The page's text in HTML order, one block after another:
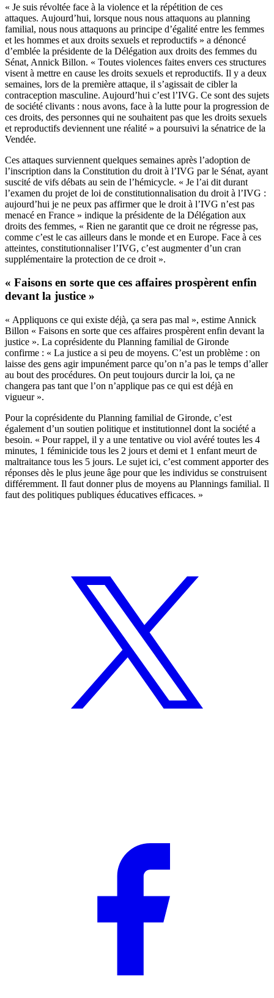
« Je suis révoltée face à la violence et la répétition de ces
attaques. Aujourd’hui, lorsque nous nous attaquons au planning
familial, nous nous attaquons au principe d’égalité entre les femmes
et les hommes et aux droits sexuels et reproductifs » a dénoncé
d’emblée la présidente de la Délégation aux droits des femmes du
Sénat, Annick Billon. « Toutes violences faites envers ces structures
visent à mettre en cause les droits sexuels et reproductifs. Il y a deux
semaines, lors de la première attaque, il s’agissait de cibler la
contraception masculine. Aujourd’hui c’est l’IVG. Ce sont des sujets
de société clivants : nous avons, face à la lutte pour la progression de
ces droits, des personnes qui ne souhaitent pas que les droits sexuels
et reproductifs deviennent une réalité » a poursuivi la sénatrice de la
Vendée.
Ces attaques surviennent quelques semaines après l’adoption de
l’inscription dans la Constitution du droit à l’IVG par le Sénat, ayant
suscité de vifs débats au sein de l’hémicycle. « Je l’ai dit durant
l’examen du projet de loi de constitutionnalisation du droit à l’IVG :
aujourd’hui je ne peux pas affirmer que le droit à l’IVG n’est pas
menacé en France » indique la présidente de la Délégation aux
droits des femmes, « Rien ne garantit que ce droit ne régresse pas,
comme c’est le cas ailleurs dans le monde et en Europe. Face à ces
atteintes, constitutionnaliser l’IVG, c’est augmenter d’un cran
supplémentaire la protection de ce droit ».
« Faisons en sorte que ces affaires prospèrent enfin
devant la justice »
« Appliquons ce qui existe déjà, ça sera pas mal », estime Annick
Billon « Faisons en sorte que ces affaires prospèrent enfin devant la
justice ». La coprésidente du Planning familial de Gironde
confirme : « La justice a si peu de moyens. C’est un problème : on
laisse des gens agir impunément parce qu’on n’a pas le temps d’aller
au bout des procédures. On peut toujours durcir la loi, ça ne
changera pas tant que l’on n’applique pas ce qui est déjà en
vigueur ».
Pour la coprésidente du Planning familial de Gironde, c’est
également d’un soutien politique et institutionnel dont la société a
besoin. « Pour rappel, il y a une tentative ou viol avéré toutes les 4
minutes, 1 féminicide tous les 2 jours et demi et 1 enfant meurt de
maltraitance tous les 5 jours. Le sujet ici, c’est comment apporter des
réponses dès le plus jeune âge pour que les individus se construisent
différemment. Il faut donner plus de moyens au Plannings familial. Il
faut des politiques publiques éducatives efficaces. »